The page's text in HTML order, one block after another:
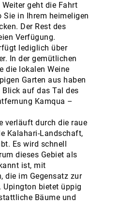
Weiter geht die Fahrt
Sie in Ihrem heimeligen
Der Rest des
Verfügung.
lediglich über
In der gemütlichen
die lokalen Weine
Garten aus haben
Blick auf das Tal des
Kamqua –
verläuft durch die raue
Kalahari-Landschaft,
Es wird schnell
dieses Gebiet als
ist, mit
die im Gegensatz zur
Upington bietet üppig
Bäume und